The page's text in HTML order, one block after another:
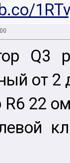
Q3
от 2
R6 22